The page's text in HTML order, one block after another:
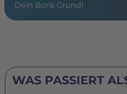
Dein Boris Grundl
WAS PASSIERT